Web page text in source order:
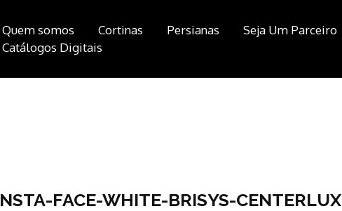
Quem somos Cortinas Persianas Seja Um Parceiro
Catálogos Digitais
FACE-WHITE-BRISYS-CENTERLUX